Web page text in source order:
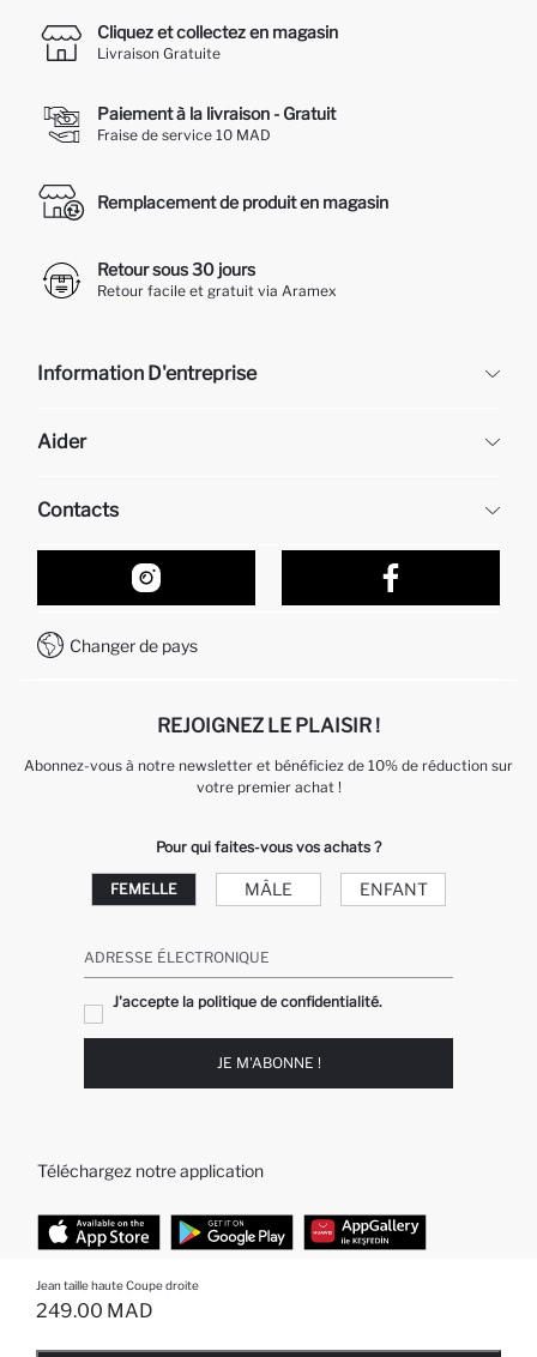
Jean taille haute Coupe droite
249.00 MAD
Cliquez et collectez en magasin
Livraison Gratuite
Paiement à la livraison - Gratuit
Fraise de service 10 MAD
Remplacement de produit en magasin
Retour sous 30 jours
Retour facile et gratuit via Aramex
Information D'entreprise
À propos de nous
Aider
Retour et changement
Suivi de la Commande
Comment acheter sur DeFacto ?
Comment payer sur DeFacto?
Contacts
Nos Magasins
Formulaire de contact
Service Client +212 525 076 633
Changer de pays
REJOIGNEZ LE PLAISIR !
Abonnez-vous à notre newsletter et bénéficiez de 10% de réduction sur
votre premier achat !
Pour qui faites-vous vos achats ?
FEMELLE MÂLE ENFANT
ADRESSE ÉLECTRONIQUE
J'accepte la politique de confidentialité.
JE M'ABONNE !
Téléchargez notre application
TOP CATÉGORIES